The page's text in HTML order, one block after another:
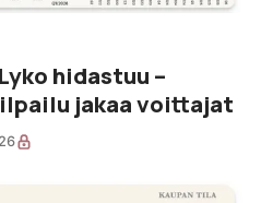
hidastuu –
jakaa voittajat